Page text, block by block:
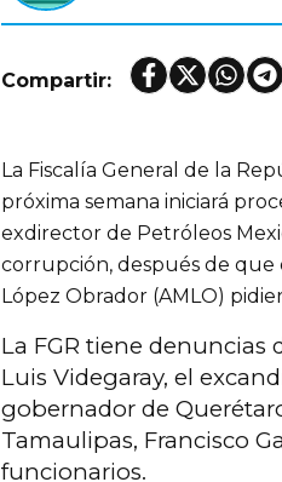
Compartir:
La Fiscalía General de la
próxima semana iniciará
exdirector de Petróleos
corrupción, después de que
López Obrador (AMLO)
La FGR tiene denuncias
Luis Videgaray, el
gobernador de
Tamaulipas, Francisco
funcionarios.